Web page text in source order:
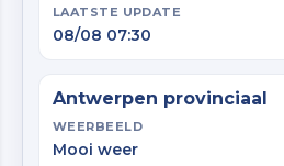
LAATSTE UPDATE
08/08 07:30
Antwerpen provinciaal
WEERBEELD
Mooi weer